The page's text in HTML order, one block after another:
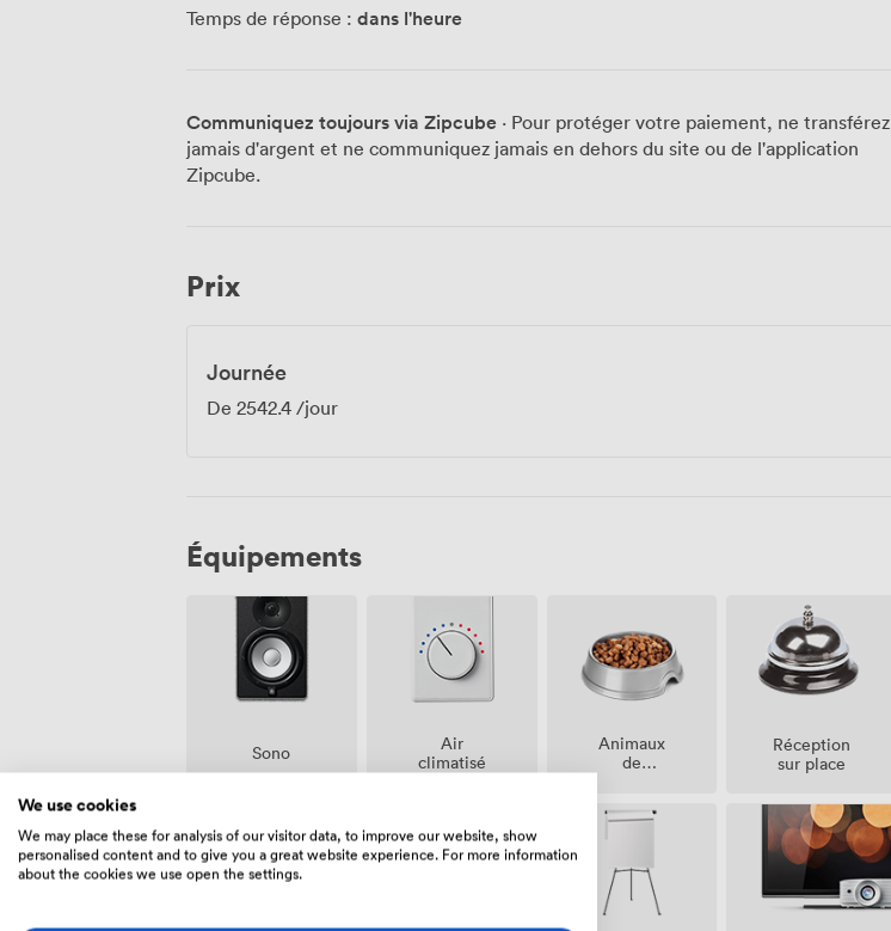
Temps de réponse : dans l'heure
Communiquez toujours via Zipcube · Pour protéger votre paiement, ne transférez
jamais d'argent et ne communiquez jamais en dehors du site ou de l'application
Zipcube.
Prix
Journée
De 2542.4 /jour
Équipements
Sono
Air
climatisé
Animaux
de
Réception
sur place
We use cookies
We may place these for analysis of our visitor data, to improve our website, show
personalised content and to give you a great website experience. For more information
about the cookies we use open the settings.